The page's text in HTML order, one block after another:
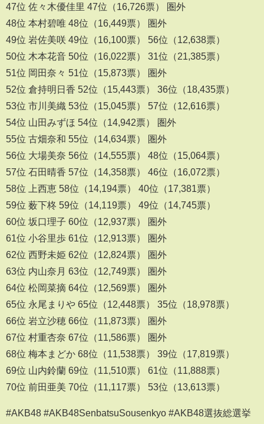
47位 佐々木優佳里 47位（16,726票） 圏外
48位 本村碧唯 48位（16,449票） 圏外
49位 岩佐美咲 49位（16,100票） 56位（12,638票）
50位 木本花音 50位（16,022票） 31位（21,385票）
51位 岡田奈々 51位（15,873票） 圏外
52位 倉持明日香 52位（15,443票） 36位（18,435票）
53位 市川美織 53位（15,045票） 57位（12,616票）
54位 山田みずほ 54位（14,942票） 圏外
55位 古畑奈和 55位（14,634票） 圏外
56位 大場美奈 56位（14,555票） 48位（15,064票）
57位 石田晴香 57位（14,358票） 46位（16,072票）
58位 上西恵 58位（14,194票） 40位（17,381票）
59位 薮下柊 59位（14,119票） 49位（14,745票）
60位 坂口理子 60位（12,937票） 圏外
61位 小谷里歩 61位（12,913票） 圏外
62位 西野未姫 62位（12,824票） 圏外
63位 内山奈月 63位（12,749票） 圏外
64位 松岡菜摘 64位（12,569票） 圏外
65位 永尾まりや 65位（12,448票） 35位（18,978票）
66位 岩立沙穂 66位（11,873票） 圏外
67位 村重杏奈 67位（11,586票） 圏外
68位 梅本まどか 68位（11,538票） 39位（17,819票）
69位 山内鈴蘭 69位（11,510票） 61位（11,888票）
70位 前田亜美 70位（11,117票） 53位（13,613票）
#AKB48 #AKB48SenbatsuSousenkyo #AKB48選抜総選挙